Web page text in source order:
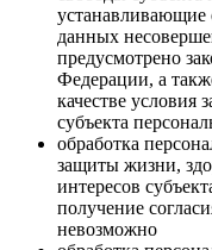
устанавливающие
данных
предусмотрено
Федерации, а
качестве условия
субъекта
обработка
защиты жизни,
интересов
получение
невозможно